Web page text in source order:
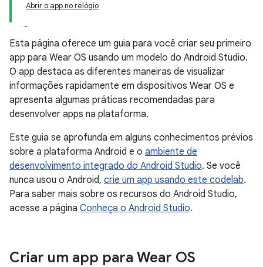
Abrir o app no relógio
Esta página oferece um guia para você criar seu primeiro
app para Wear OS usando um modelo do Android Studio.
O app destaca as diferentes maneiras de visualizar
informações rapidamente em dispositivos Wear OS e
apresenta algumas práticas recomendadas para
desenvolver apps na plataforma.
Este guia se aprofunda em alguns conhecimentos prévios
sobre a plataforma Android e o ambiente de
desenvolvimento integrado do Android Studio. Se você
nunca usou o Android, crie um app usando este codelab.
Para saber mais sobre os recursos do Android Studio,
acesse a página Conheça o Android Studio.
Criar um app para Wear OS